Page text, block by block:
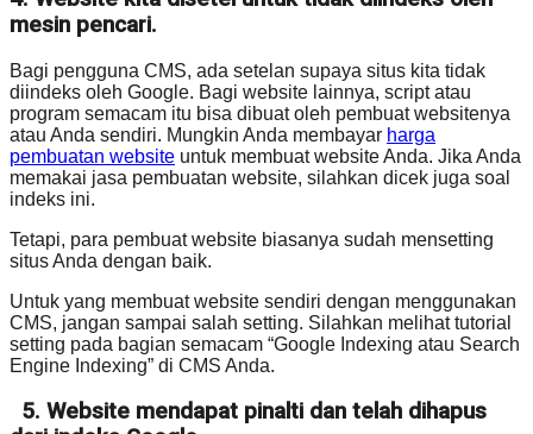
mesin pencari.
Bagi pengguna CMS, ada setelan supaya situs kita tidak
diindeks oleh Google. Bagi website lainnya, script atau
program semacam itu bisa dibuat oleh pembuat websitenya
atau Anda sendiri. Mungkin Anda membayar harga
pembuatan website untuk membuat website Anda. Jika Anda
memakai jasa pembuatan website, silahkan dicek juga soal
indeks ini.
Tetapi, para pembuat website biasanya sudah mensetting
situs Anda dengan baik.
Untuk yang membuat website sendiri dengan menggunakan
CMS, jangan sampai salah setting. Silahkan melihat tutorial
setting pada bagian semacam “Google Indexing atau Search
Engine Indexing” di CMS Anda.
5. Website mendapat pinalti dan telah dihapus